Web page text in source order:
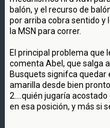
balón, y el recurso de
por arriba cobra sentido y
la MSN para correr.
El principal problema que
comenta Abel, que salga
Busquets signifca quedar
amarilla desde bien
2....quién jugaría
en esa posición, y más si